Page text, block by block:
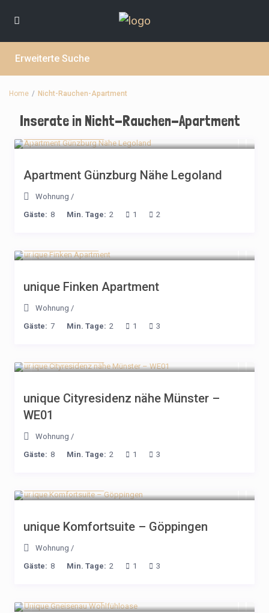
Erweiterte Suche
Home Nicht-Rauchen-Apartment
Inserate in Nicht-Rauchen-Apartment
Apartment Günzburg Nähe Legoland
Wohnung /
Gäste: 8 Min. Tage: 2 1 2
unique Finken Apartment
Wohnung /
Gäste: 7 Min. Tage: 2 1 3
unique Cityresidenz nähe Münster –
WE01
Wohnung /
Gäste: 8 Min. Tage: 2 1 3
unique Komfortsuite – Göppingen
Wohnung /
Gäste: 8 Min. Tage: 2 1 3